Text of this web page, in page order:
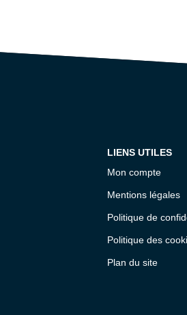
LIENS UTILES
Mon compte
Mentions légales
Politique de
Politique des
Plan du site